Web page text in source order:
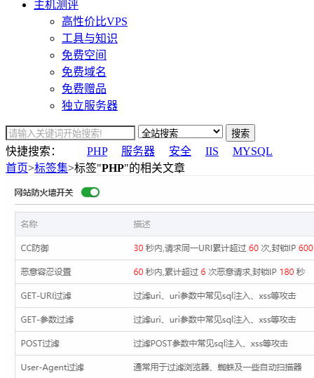
主机测评
高性价比VPS
工具与知识
免费空间
免费域名
免费赠品
独立服务器
搜索
快捷搜索： PHP 服务器 安全 IIS
MYSQL
首页>标签集>标签"PHP"的相关文章